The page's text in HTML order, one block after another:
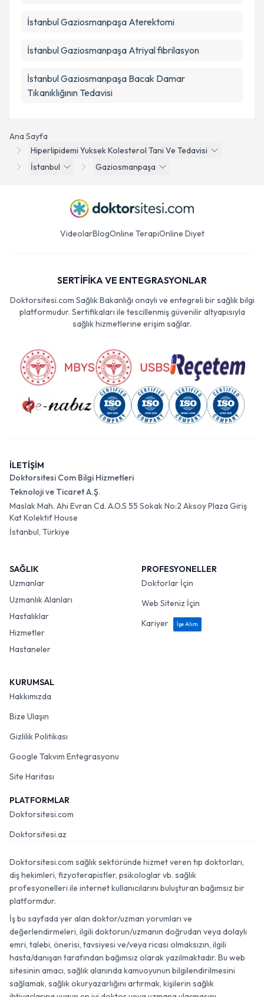
Ana Sayfa
Hiperlipidemi Yuksek Kolesterol Tani Ve Tedavisi
İstanbul
Gaziosmanpaşa
İstanbul Gaziosmanpaşa Aterektomi
İstanbul Gaziosmanpaşa Atriyal fibrilasyon
İstanbul Gaziosmanpaşa Bacak Damar
Tıkanıklığının Tedavisi
VideolarBlogOnline TerapiOnline Diyet
SERTİFİKA VE ENTEGRASYONLAR
Doktorsitesi.com Sağlık Bakanlığı onaylı ve entegreli bir sağlık bilgi
platformudur. Sertifikaları ile tescillenmiş güvenilir altyapısıyla
sağlık hizmetlerine erişim sağlar.
İLETİŞİM
Doktorsitesi Com Bilgi Hizmetleri
Teknoloji ve Ticaret A.Ş.
Maslak Mah. Ahi Evran Cd. A.O.S 55 Sokak No:2 Aksoy Plaza Giriş
Kat Kolektif House
İstanbul, Türkiye
SAĞLIK
Uzmanlar
Uzmanlık Alanları
Hastalıklar
Hizmetler
Hastaneler
PROFESYONELLER
Doktorlar İçin
Web Siteniz İçin
Kariyer
İşe Alım
KURUMSAL
Hakkımızda
Bize Ulaşın
Gizlilik Politikası
Google Takvim Entegrasyonu
Site Haritası
PLATFORMLAR
Doktorsitesi.com
Doktorsitesi.az
Doktorsitesi.com sağlık sektöründe hizmet veren tıp doktorları,
diş hekimleri, fizyoterapistler, psikologlar vb. sağlık
profesyonelleri ile internet kullanıcılarını buluşturan bağımsız bir
platformdur.
İş bu sayfada yer alan doktor/uzman yorumları ve
değerlendirmeleri, ilgili doktorun/uzmanın doğrudan veya dolaylı
emri, talebi, önerisi, tavsiyesi ve/veya ricası olmaksızın, ilgili
hasta/danışan tarafından bağımsız olarak yazılmaktadır. Bu web
sitesinin amacı, sağlık alanında kamuoyunun bilgilendirilmesini
sağlamak, sağlık okuryazarlığını artırmak, kişilerin sağlık